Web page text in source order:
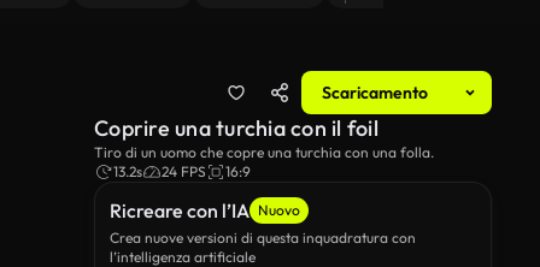
Scaricamento
Ricreare con l’IA Nuovo
Crea nuove versioni di questa inquadratura con
l’intelligenza artificiale
Coprire una turchia con il foil
Tiro di un uomo che copre una turchia con una folla.
13.2s
24 FPS 16:9